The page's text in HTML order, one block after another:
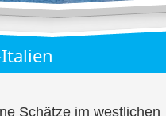
Schätze im westlichen